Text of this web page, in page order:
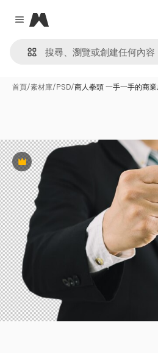
Close menu
Magnific
首頁/素材庫/PSD/商人拳頭 一手一手的商
Premium